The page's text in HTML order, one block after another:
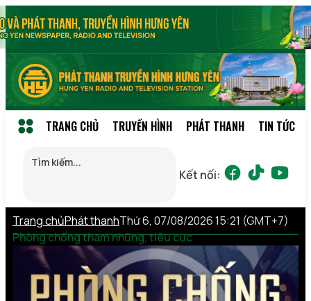
TRANG CHỦ TRUYỀN HÌNH PHÁT THANH TIN TỨC
Kết nối:
Trang chủPhát thanh
Phòng chống tham nhũng, tiêu cực
Thứ 6, 07/08/2026 15:21 (GMT+7)